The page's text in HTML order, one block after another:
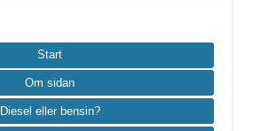
Start
Om sidan
Diesel eller bensin?